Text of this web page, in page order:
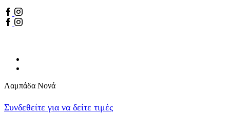
Facebook
Youtube
Facebook
Youtube
Λαμπάδα Νονά
Συνδεθείτε για να δείτε τιμές